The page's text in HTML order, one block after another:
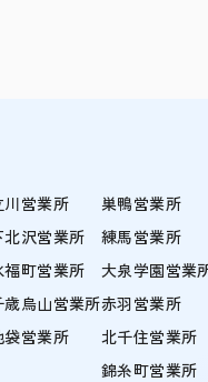
川営業所
北沢営業所
福町営業所
歳烏山営業所
袋営業所
巣鴨営業所
練馬営業所
大泉学園営業
赤羽営業所
北千住営業所
錦糸町営業所